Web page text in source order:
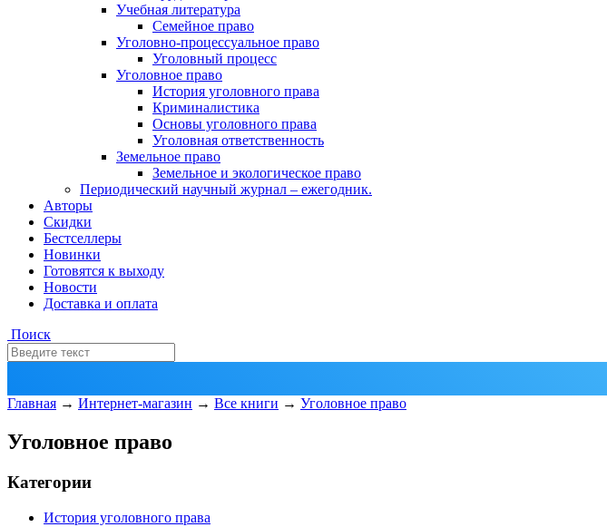
Учебная литература
Семейное право
Уголовно-процессуальное право
Уголовный процесс
Уголовное право
История уголовного права
Криминалистика
Основы уголовного права
Уголовная ответственность
Земельное право
Земельное и экологическое право
Периодический научный журнал – ежегодник.
Авторы
Скидки
Бестселлеры
Новинки
Готовятся к выходу
Новости
Доставка и оплата
Поиск
Главная → Интернет-магазин → Все книги → Уголовное право
Уголовное право
Категории
История уголовного права